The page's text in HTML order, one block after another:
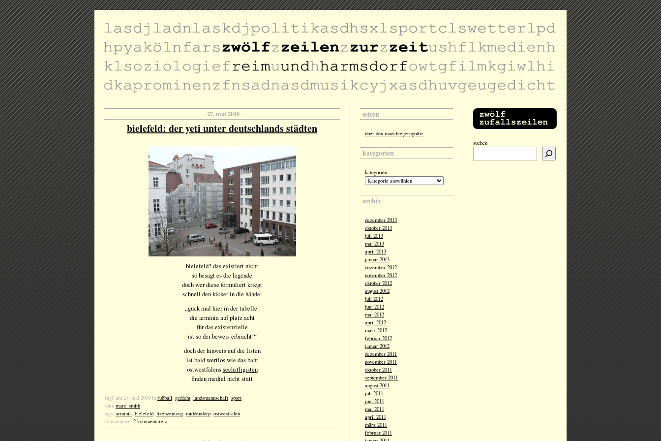
27. mai 2010
bielefeld: der yeti unter deutschlands städten
bielefeld? das existiert nicht
so besagt es die legende
doch wer diese formuliert kriegt
schnell den kicker in die hände:
„guck mal hier in der tabelle:
die arminia auf platz acht
für das existenzielle
ist so der beweis erbracht!“
doch der hinweis auf die listen
ist baldwertlos wie das baht
ostwestfalenssechstligisten
finden medial nicht statt
1ng0 am 27. mai 2010 in fußball, gedicht, landsmannschaft, sport
foto: marc_smith
tags: arminia, bielefeld, lizenzentzug, middendorp, ostwestfalen
kommentare: 2 kommentare »
seiten
über den moechtegerngöthe
kategorien
kategorien
archiv
dezember 2013
oktober 2013
juli 2013
mai 2013
april 2013
januar 2013
dezember 2012
november 2012
oktober 2012
august 2012
juli 2012
juni 2012
mai 2012
april 2012
märz 2012
februar 2012
januar 2012
dezember 2011
november 2011
oktober 2011
september 2011
august 2011
juli 2011
juni 2011
mai 2011
april 2011
märz 2011
februar 2011
suchen